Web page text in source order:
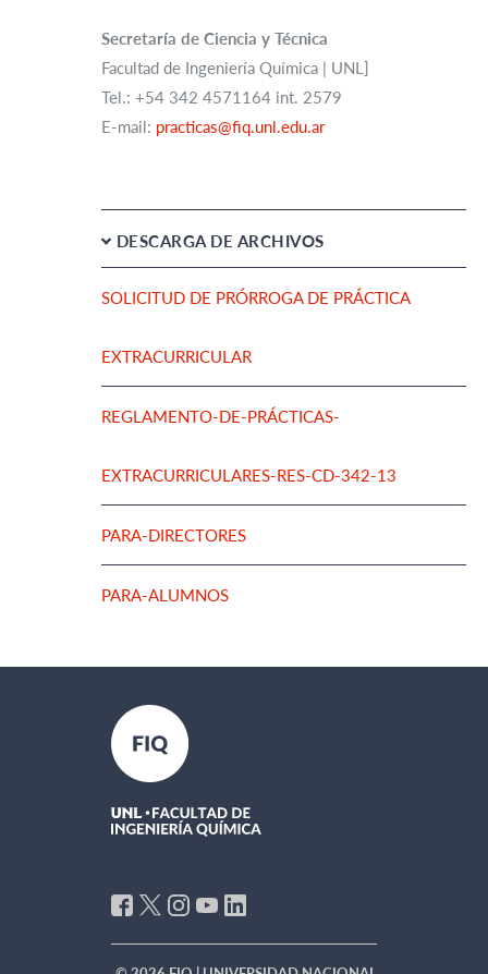
Secretaría de Ciencia y Técnica
Facultad de Ingeniería Química | UNL]
Tel.: +54 342 4571164 int. 2579
E-mail: practicas@fiq.unl.edu.ar
DESCARGA DE ARCHIVOS
SOLICITUD DE PRÓRROGA DE PRÁCTICA
EXTRACURRICULAR
REGLAMENTO-DE-PRÁCTICAS-
EXTRACURRICULARES-RES-CD-342-13
PARA-DIRECTORES
PARA-ALUMNOS